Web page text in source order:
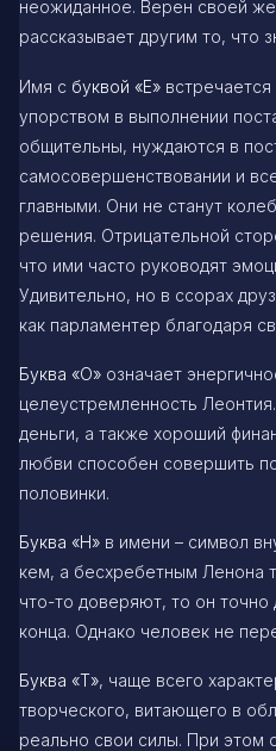
неожиданное. Верен своей
рассказывает другим то, что
Имя с буквой «Е»
упорством в выполнении
общительны, нуждаются в
самосовершенствовании и
главными. Они не станут
решения. Отрицательной
что ими часто руководят
Удивительно, но в ссорах
как парламентер благодаря
Буква «О» означает
целеустремленность
деньги, а также хороший
любви способен совершить
половинки.
Буква «Н» в имени – символ
кем, а бесхребетным Ленона
что-то доверяют, то он точно
конца. Однако человек не
Буква «Т», чаще всего
творческого, витающего в
реально свои силы. При этом